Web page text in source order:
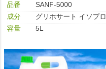
品番
SANF-5000
成分
グリホサート イソプ
容量
5L